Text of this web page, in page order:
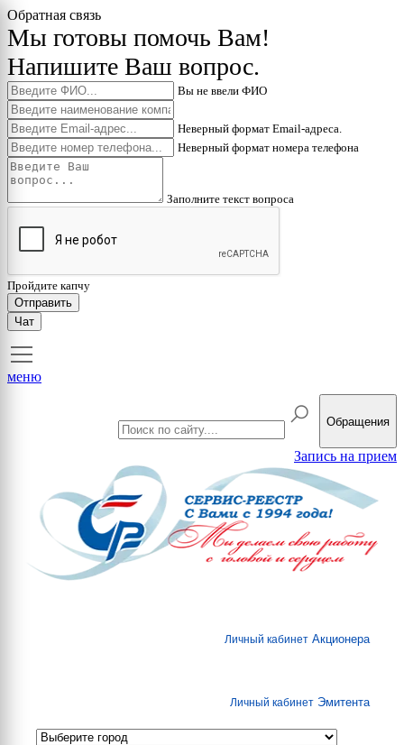
Обратная связь
Мы готовы помочь Вам!
Напишите Ваш вопрос.
Вы не ввели ФИО
Неверный формат Email-адреса.
Неверный формат номера телефона
Заполните текст вопроса
Пройдите капчу
Отправить
Чат
меню
Обращения
Запись на прием
Личный кабинет Акционера
Личный кабинет Эмитента